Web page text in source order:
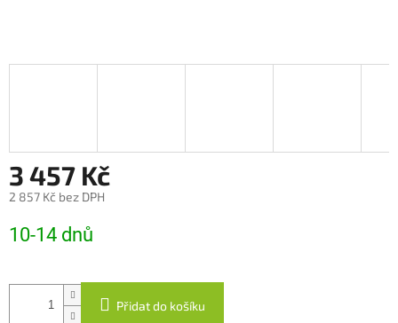
3 457 Kč
2 857 Kč bez DPH
cena:
10-14 dnů
Přidat do košíku